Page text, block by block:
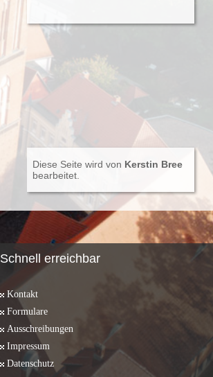
Diese Seite wird von Kerstin Bree
bearbeitet.
Schnell erreichbar
Kontakt
Formulare
Ausschreibungen
Impressum
Datenschutz